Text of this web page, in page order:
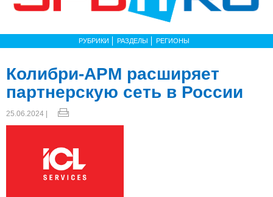
РУБРИКИ РАЗДЕЛЫ РЕГИОНЫ
Колибри-АРМ расширяет
партнерскую сеть в России
25.06.2024 |